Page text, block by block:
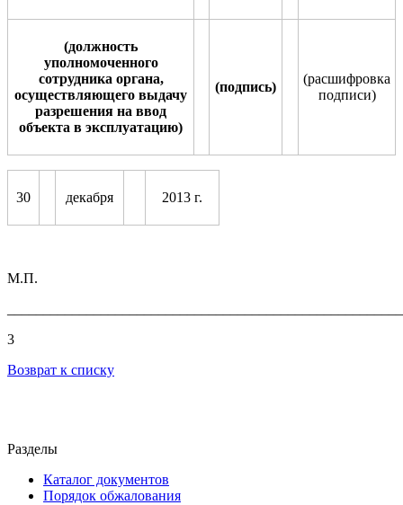
(должность
уполномоченного
сотрудника органа,
осуществляющего выдачу
разрешения на ввод
объекта в эксплуатацию)
(подпись)
(расшифровка
подписи)
30 декабря 2013 г.
М.П.
3
Возврат к списку
Разделы
Каталог документов
Порядок обжалования